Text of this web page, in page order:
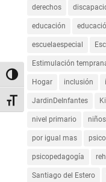
Alternar alto contraste
Alternar tamaño de letra
derechos
educación
escuelaespecial
Estimulación
Hogar inclusión
JardinDeInfantes
nivel primario niños
por igual mas
psicopedagogía
Santiago del Estero